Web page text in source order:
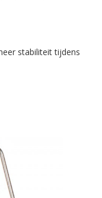
stabiliteit tijdens